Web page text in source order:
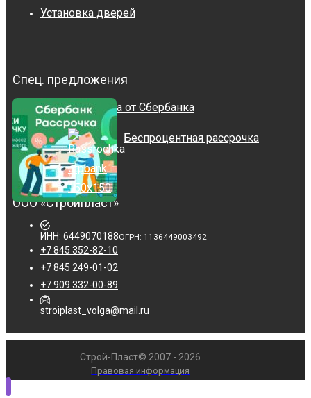
Установка дверей
Спец. предложения
Рассрочка от Сбербанка
Беспроцентная рассрочка
ООО «Стройпласт»
ИНН: 6449070188ОГРН: 1136449003492
+7 845 352-82-10
+7 845 249-01-02
+7 909 332-00-89
stroiplast_volga@mail.ru
Строй-Пласт© 2007 - 2026
Правовая информация